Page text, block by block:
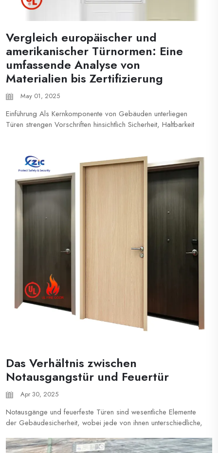
Vergleich europäischer und
amerikanischer Türnormen: Eine
umfassende Analyse von
Materialien bis Zertifizierung
May 01, 2025
Einführung Als Kernkomponente von Gebäuden unterliegen
Türen strengen Vorschriften hinsichtlich Sicherheit, Haltbarkeit
nationalen Vorschriften entsprechen...
Das Verhältnis zwischen
Notausgangstür und Feuertür
Apr 30, 2025
Notausgänge und feuerfeste Türen sind wesentliche Elemente
der Gebäudesicherheit, wobei jede von ihnen unterschiedliche,
in Notfällen spielt. Das Verständnis ihrer Unterschiede und